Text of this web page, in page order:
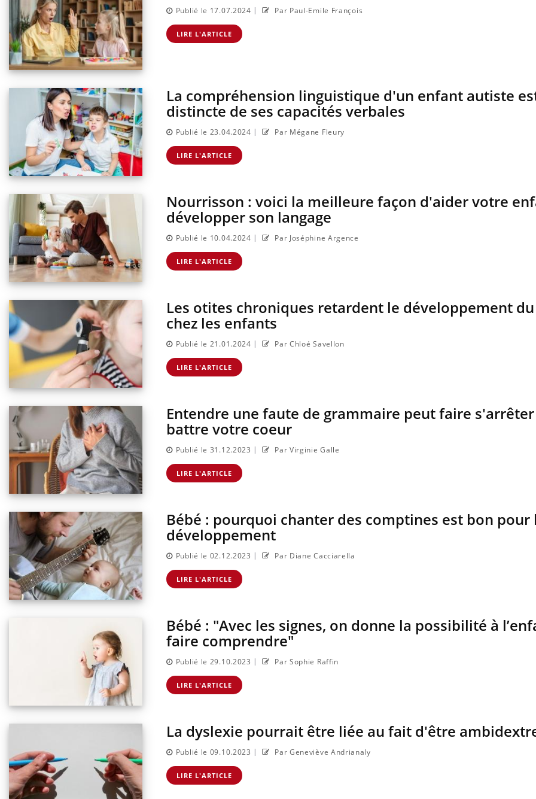
Publié le 17.07.2024 | Par Paul-Emile François
LIRE L'ARTICLE
La compréhension linguistique d'un enfant autiste
distincte de ses capacités verbales
Publié le 23.04.2024 | Par Mégane Fleury
LIRE L'ARTICLE
Nourrisson : voici la meilleure façon d'aider votre
développer son langage
Publié le 10.04.2024 | Par Joséphine Argence
LIRE L'ARTICLE
Les otites chroniques retardent le développement du
chez les enfants
Publié le 21.01.2024 | Par Chloé Savellon
LIRE L'ARTICLE
Entendre une faute de grammaire peut faire
battre votre coeur
Publié le 31.12.2023 | Par Virginie Galle
LIRE L'ARTICLE
Bébé : pourquoi chanter des comptines est bon pour
développement
Publié le 02.12.2023 | Par Diane Cacciarella
LIRE L'ARTICLE
Bébé : "Avec les signes, on donne la possibilité à
faire comprendre"
Publié le 29.10.2023 | Par Sophie Raffin
LIRE L'ARTICLE
La dyslexie pourrait être liée au fait d'être
Publié le 09.10.2023 | Par Geneviève Andrianaly
LIRE L'ARTICLE